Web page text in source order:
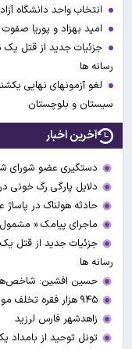
انتخاب واحد دانشگاه آزاد اسلامی از ۲۴
امید بهزاد و پوریا
جزئیات جدید از قتل
رسانه ها
لغو آزمونهای نهایی
سیستان و بلوچستان
آخرین اخبار
دستگیری عضو شورای
دلایل پارگی رگ خونی
حادثه هولناک در پاساژ علاءالدین؛ ۶ نفر به
ماجرای پیامک «
جزئیات جدید از قتل
رسانه ها
حسین افشین:
۹۴۵ هزار فقره تخلف موتورسواران در تهران
زاهدشهر فارس لرزید
تونل توحید از